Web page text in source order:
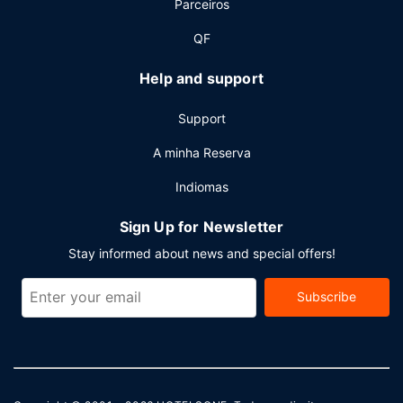
As principais comodidades incluem um serviço de limpeza
a seco, uma receção aberta 24 horas e assistência
aeroporto (disponível 24 horas) mediante uma sobretaxa.
Parceiros
QF
Help and support
Support
A minha Reserva
Indiomas
Sign Up for Newsletter
Stay informed about news and special offers!
Subscribe